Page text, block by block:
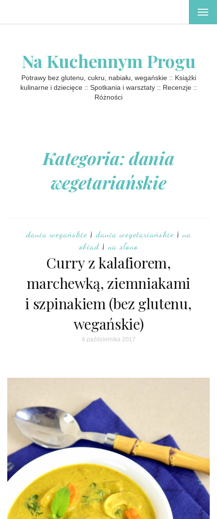
Na Kuchennym Progu
Potrawy bez glutenu, cukru, nabiału, wegańskie :: Książki
kulinarne i dziecięce :: Spotkania i warsztaty :: Recenzje ::
Różności
Kategoria: dania
wegetariańskie
dania wegańskie|dania wegetariańskie| na
obiad| na słono
Curry z kalafiorem,
marchewką, ziemniakami
i szpinakiem (bez glutenu,
wegańskie)
6 października 2017